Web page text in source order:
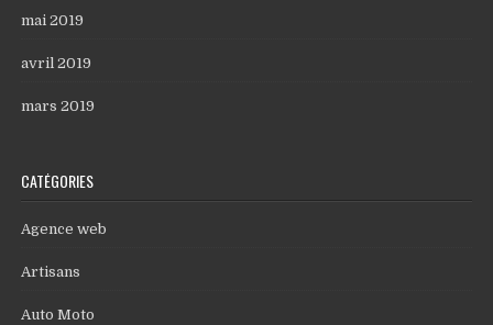
mai 2019
avril 2019
mars 2019
CATÉGORIES
Agence web
Artisans
Auto Moto